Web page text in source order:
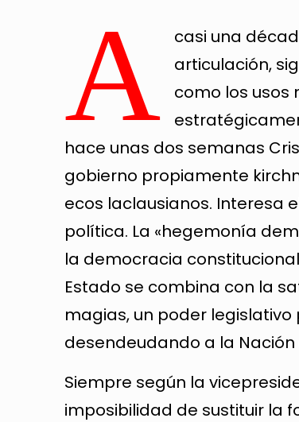
A
casi una
articulación,
como los usos
hace unas dos semanas
gobierno propiamente
ecos laclausianos. Interesa
política. La «hegemonía
la democracia
Estado se combina con la
magias, un poder
desendeudando a la
Siempre según la
imposibilidad de sustituir la